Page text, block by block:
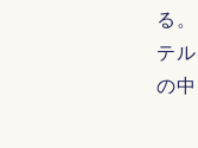
る
テ
の